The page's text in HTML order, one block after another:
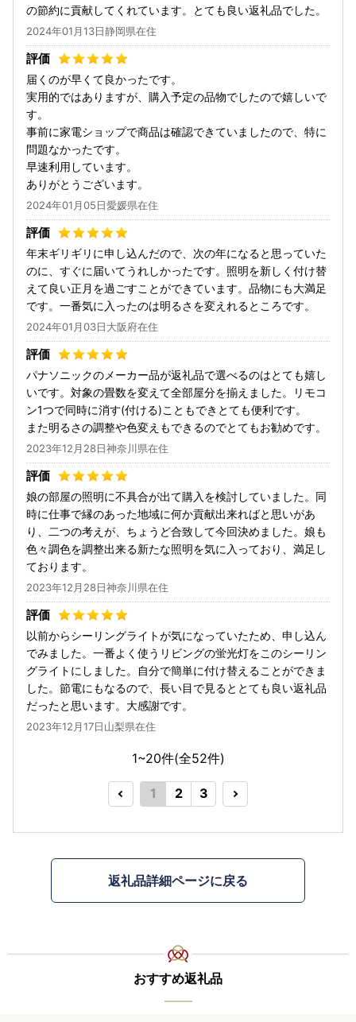
の節約に貢献してくれています。とても良い返礼品でした。
2024年01月13日静岡県在住
届くのが早くて良かったです。
実用的ではありますが、購入予定の品物でしたので嬉しいで
す。
事前に家電ショップで商品は確認できていましたので、特に
問題なかったです。
早速利用しています。
ありがとうございます。
2024年01月05日愛媛県在住
年末ギリギリに申し込んだので、次の年になると思っていた
のに、すぐに届いてうれしかったです。照明を新しく付け替
えて良い正月を過ごすことができています。品物にも大満足
です。一番気に入ったのは明るさを変えれるところです。
2024年01月03日大阪府在住
パナソニックのメーカー品が返礼品で選べるのはとても嬉し
いです。対象の畳数を変えて全部屋分を揃えました。リモコ
ン1つで同時に消す(付ける)こともできとても便利です。
また明るさの調整や色変えもできるのでとてもお勧めです。
2023年12月28日神奈川県在住
娘の部屋の照明に不具合が出て購入を検討していました。同
時に仕事で縁のあった地域に何か貢献出来ればと思いがあ
り、二つの考えが、ちょうど合致して今回決めました。娘も
色々調色を調整出来る新たな照明を気に入っており、満足し
ております。
2023年12月28日神奈川県在住
以前からシーリングライトが気になっていたため、申し込ん
でみました。一番よく使うリビングの蛍光灯をこのシーリン
グライトにしました。自分で簡単に付け替えることができま
した。節電にもなるので、長い目で見るととても良い返礼品
だったと思います。大感謝です。
2023年12月17日山梨県在住
1~20件(全52件)
1 2 3
返礼品詳細ページに戻る
おすすめ返礼品